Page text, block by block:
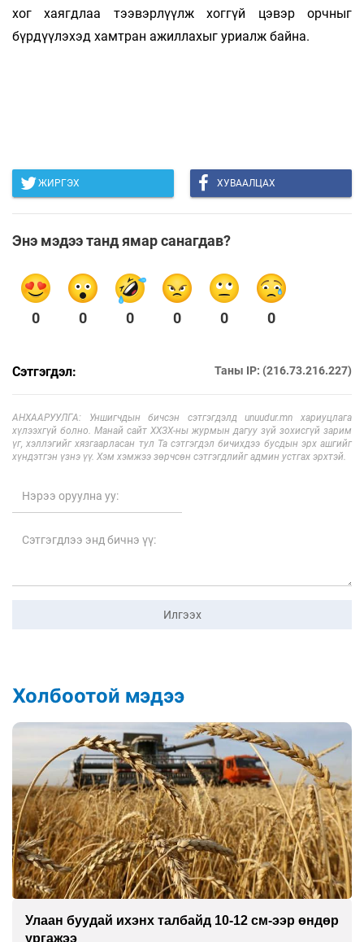
хог хаягдлаа тээвэрлүүлж хоггүй цэвэр орчныг
бүрдүүлэхэд хамтран ажиллахыг уриалж байна.
ЖИРГЭХ ХУВААЛЦАХ
Энэ мэдээ танд ямар санагдав?
0 0 0 0 0 0
Сэтгэгдэл: Таны IP: (216.73.216.227)
АНХААРУУЛГА: Уншигчдын бичсэн сэтгэгдэлд unuudur.mn хариуцлага
хүлээхгүй болно. Манай сайт ХХЗХ-ны журмын дагуу зүй зохисгүй зарим
үг, хэллэгийг хязгаарласан тул Та сэтгэгдэл бичихдээ бусдын эрх ашгийг
хүндэтгэн үзнэ үү. Хэм хэмжээ зөрчсөн сэтгэгдлийг админ устгах эрхтэй.
Илгээх
Холбоотой мэдээ
Улаан буудай ихэнх талбайд 10-12 см-ээр өндөр
ургажээ